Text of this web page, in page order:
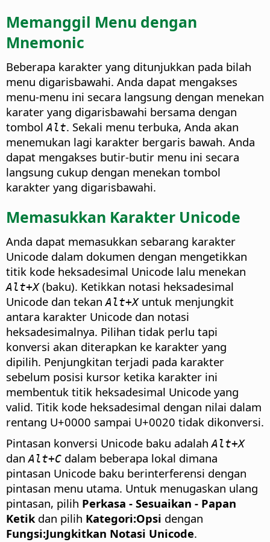
Memanggil Menu dengan
Mnemonic
Beberapa karakter yang ditunjukkan pada bilah
menu digarisbawahi. Anda dapat mengakses
menu-menu ini secara langsung dengan menekan
karater yang digarisbawahi bersama dengan
tombolAlt. Sekali menu terbuka, Anda akan
menemukan lagi karakter bergaris bawah. Anda
dapat mengakses butir-butir menu ini secara
langsung cukup dengan menekan tombol
karakter yang digarisbawahi.
Memasukkan Karakter Unicode
Anda dapat memasukkan sebarang karakter
Unicode dalam dokumen dengan mengetikkan
titik kode heksadesimal Unicode lalu menekan
Alt+X(baku). Ketikkan notasi heksadesimal
Unicode dan tekanAlt+Xuntuk menjungkit
antara karakter Unicode dan notasi
heksadesimalnya. Pilihan tidak perlu tapi
konversi akan diterapkan ke karakter yang
dipilih. Penjungkitan terjadi pada karakter
sebelum posisi kursor ketika karakter ini
membentuk titik heksadesimal Unicode yang
valid. Titik kode heksadesimal dengan nilai dalam
rentang U+0000 sampai U+0020 tidak dikonversi.
Pintasan konversi Unicode baku adalahAlt+X
danAlt+C dalam beberapa lokal dimana
pintasan Unicode baku berinterferensi dengan
pintasan menu utama. Untuk menugaskan ulang
pintasan, pilih Perkasa - Sesuaikan - Papan
Ketikdan pilih Kategori:Opsi dengan
Fungsi:Jungkitkan Notasi Unicode.